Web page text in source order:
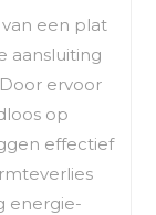
een plat
aansluiting
ervoor
op
effectief
energie-